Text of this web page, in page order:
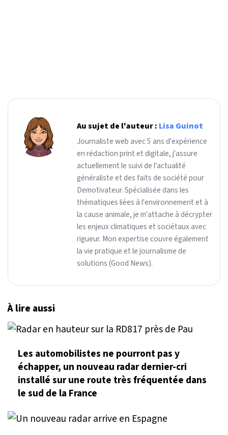
Au sujet de l'auteur : Lisa Guinot
Journaliste web avec 5 ans d'expérience
en rédaction print et digitale, j'assure
actuellement le suivi de l'actualité
généraliste et des faits de société pour
Demotivateur. Spécialisée dans les
thématiques liées à l'environnement et à
la cause animale, je m'attache à décrypter
les enjeux climatiques et sociétaux avec
rigueur. Mon expertise couvre également
la vie pratique et le journalisme de
solutions (Good News).
À lire aussi
Les automobilistes ne pourront pas y
échapper, un nouveau radar dernier-cri
installé sur une route très fréquentée dans
le sud de la France